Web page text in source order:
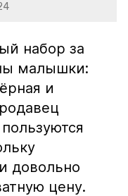
набор за
малышки:
и
довольно
цену.